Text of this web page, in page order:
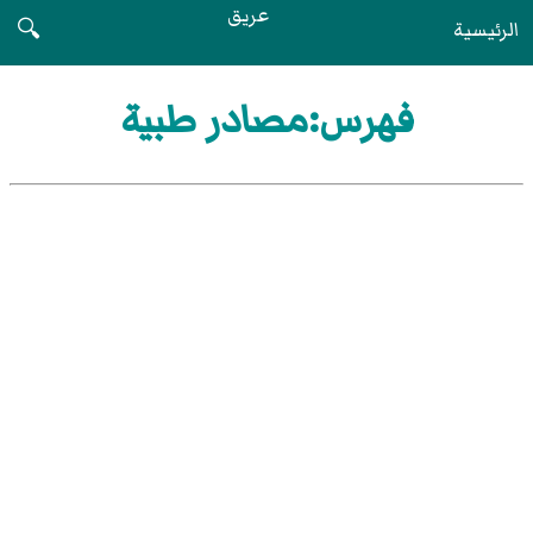
الرئيسية عريق
🔍
فهرس:مصادر طبية